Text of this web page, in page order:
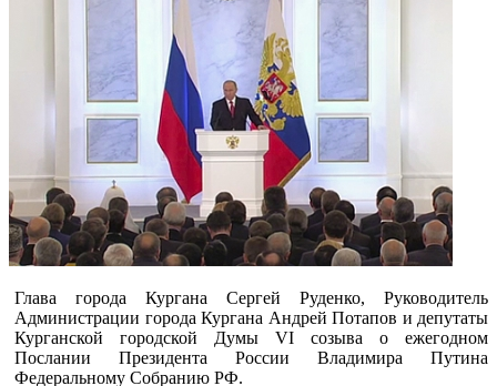
Глава города Кургана Сергей Руденко, Руководитель
Администрации города Кургана Андрей Потапов и депутаты
Курганской городской Думы VI созыва о ежегодном
Послании Президента России Владимира Путина
Федеральному Собранию РФ.